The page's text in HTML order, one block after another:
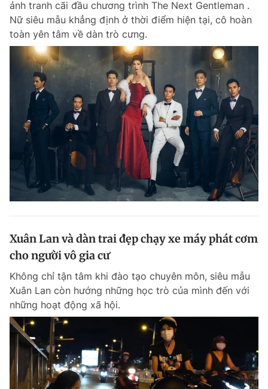
ảnh tranh cãi đầu chương trình The Next Gentleman .
Nữ siêu mẫu khẳng định ở thời điểm hiện tại, cô hoàn
toàn yên tâm về dàn trò cưng.
Xuân Lan và dàn trai đẹp chạy xe máy phát cơm
cho người vô gia cư
Không chỉ tận tâm khi đào tạo chuyên môn, siêu mẫu
Xuân Lan còn hướng những học trò của mình đến với
những hoạt động xã hội.